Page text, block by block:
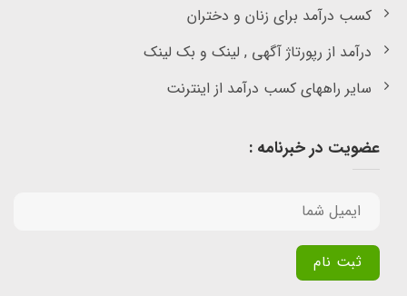
کسب درآمد برای زنان و دختران
درآمد از رپورتاژ آگهی , لینک و بک لینک
سایر راههای کسب درآمد از اینترنت
عضویت در خبرنامه :